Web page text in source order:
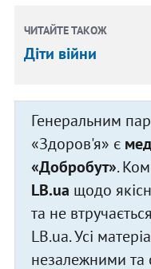
ЧИТАЙТЕ ТАКОЖ
Діти війни
Генеральним
«Здоров'я» є
«Добробут».
LB.ua щодо
та не
LB.ua. Усі
незалежними та